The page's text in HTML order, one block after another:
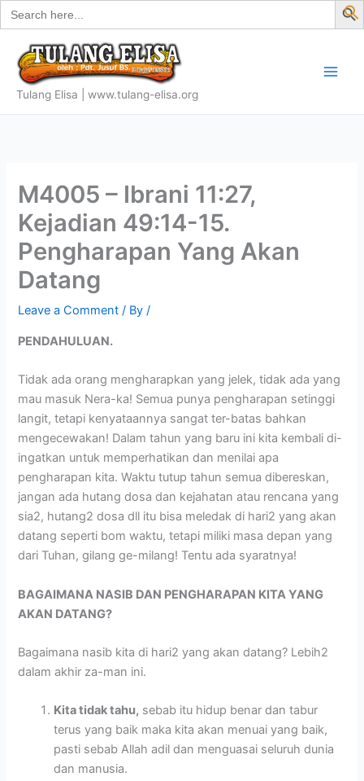
Search
for:
Skip
to
content
Tulang Elisa | www.tulang-elisa.org
M4005 – Ibrani 11:27,
Kejadian 49:14-15.
Pengharapan Yang Akan
Datang
Leave a Comment / By/
PENDAHULUAN.
Tidak ada orang mengharapkan yang jelek, tidak ada yang
mau masuk Nera-ka! Semua punya pengharapan setinggi
langit, tetapi kenyataannya sangat ter-batas bahkan
mengecewakan! Dalam tahun yang baru ini kita kembali di-
ingatkan untuk memperhatikan dan menilai apa
pengharapan kita. Waktu tutup tahun semua dibereskan,
jangan ada hutang dosa dan kejahatan atau rencana yang
sia2, hutang2 dosa dll itu bisa meledak di hari2 yang akan
datang seperti bom waktu, tetapi miliki masa depan yang
dari Tuhan, gilang ge-milang! Tentu ada syaratnya!
BAGAIMANA NASIB DAN PENGHARAPAN KITA YANG
AKAN DATANG?
Bagaimana nasib kita di hari2 yang akan datang? Lebih2
dalam akhir za-man ini.
Kita tidak tahu, sebab itu hidup benar dan tabur
terus yang baik maka kita akan menuai yang baik,
pasti sebab Allah adil dan menguasai seluruh dunia
dan manusia.